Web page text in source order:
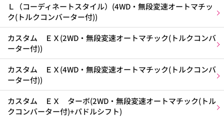
Ｌ（コーディネートスタイル）(4WD・無段変速オートマチッ
ク(トルクコンバーター付))
カスタム ＥＸ(2WD・無段変速オートマチック(トルクコンバ
ーター付))
カスタム ＥＸ(4WD・無段変速オートマチック(トルクコンバ
ーター付))
カスタム ＥＸ ターボ(2WD・無段変速オートマチック(トル
クコンバーター付)+パドルシフト)